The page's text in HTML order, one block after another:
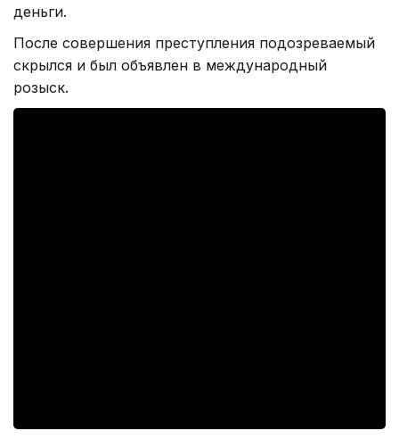
деньги.
После совершения преступления подозреваемый
скрылся и был объявлен в международный
розыск.